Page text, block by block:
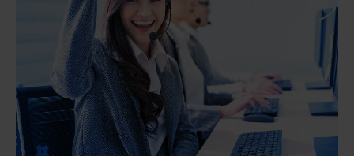
podane w formularzu przetwarzamy w celu obsługi Twojej wiadomości i
kontaktu w związku z jej treścią. Podstawą przetwarzania jest art. 6 ust. 1 lit. b
RODO, gdy Twoje zapytanie dotyczy oferty lub zawarcia umowy, albo art. 6
ust. 1 lit. f RODO, gdy kontakt dotyczy innej sprawy. Więcej informacji o
zasadach przetwarzania danych znajdziesz w